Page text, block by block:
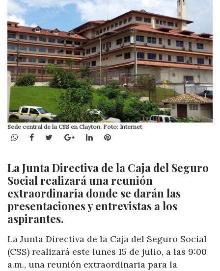
Sede central de la CSS en Clayton. Foto: Internet
WhatsApp
Facebook
TwitterGoogle+LinkedInPinterest
La Junta Directiva de la Caja del Seguro
Social realizará una reunión
extraordinaria donde se darán las
presentaciones y entrevistas a los
aspirantes.
La Junta Directiva de la Caja del Seguro Social
(CSS) realizará este lunes 15 de julio, a las 9:00
a.m., una reunión extraordinaria para la